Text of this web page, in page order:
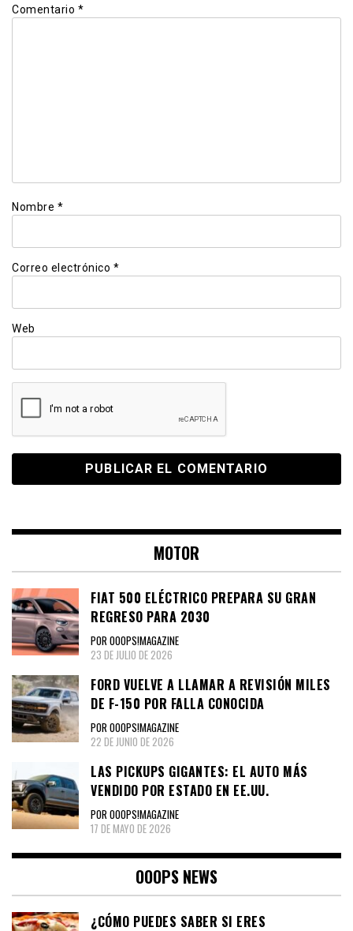
Comentario *
Nombre *
Correo electrónico *
Web
MOTOR
FIAT 500 ELÉCTRICO PREPARA SU GRAN
REGRESO PARA 2030
POR OOOPS!MAGAZINE
23 DE JULIO DE 2026
FORD VUELVE A LLAMAR A REVISIÓN MILES
DE F-150 POR FALLA CONOCIDA
POR OOOPS!MAGAZINE
22 DE JUNIO DE 2026
LAS PICKUPS GIGANTES: EL AUTO MÁS
VENDIDO POR ESTADO EN EE.UU.
POR OOOPS!MAGAZINE
17 DE MAYO DE 2026
OOOPS NEWS
¿CÓMO PUEDES SABER SI ERES